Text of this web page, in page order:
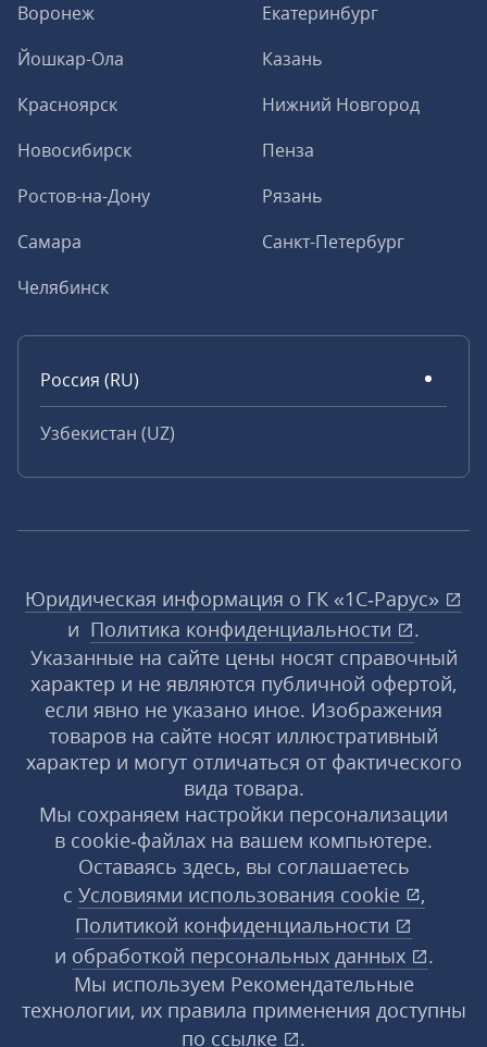
Воронеж
Екатеринбург
Йошкар-Ола
Казань
Красноярск
Нижний Новгород
Новосибирск
Пенза
Ростов-на-Дону
Рязань
Самара
Санкт-Петербург
Челябинск
Россия (RU)
Узбекистан (UZ)
Юридическая информация о ГК «1С‑Рарус»
и Политика конфиденциальности
.
Указанные на сайте цены носят справочный
характер и не являются публичной офертой,
если явно не указано иное. Изображения
товаров на сайте носят иллюстративный
характер и могут отличаться от фактического
вида товара.
Мы сохраняем настройки персонализации
в cookie‑файлах на вашем компьютере.
Оставаясь здесь, вы соглашаетесь
с Условиями использования cookie
,
Политикой конфиденциальности
и обработкой персональных данных
.
Мы используем Рекомендательные
технологии, их правила применения доступны
по ссылке
.